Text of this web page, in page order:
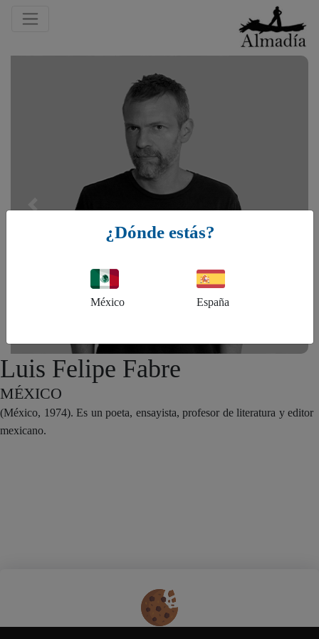
Previous
Luis Felipe Fabre
MÉXICO
(México, 1974). Es un poeta, ensayista, profesor de literatura y editor
mexicano.
¿Dónde estás?
México España